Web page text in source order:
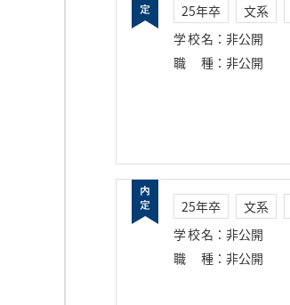
25年卒 文系
学校名 ： 非公開
職種 ： 非公開
25年卒 文系
学校名 ： 非公開
職種 ： 非公開